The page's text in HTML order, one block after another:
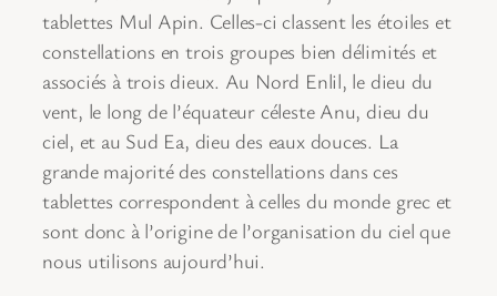
tablettes Mul Apin. Celles-ci classent les étoiles et
constellations en trois groupes bien délimités et
associés à trois dieux. Au Nord Enlil, le dieu du
vent, le long de l’équateur céleste Anu, dieu du
ciel, et au Sud Ea, dieu des eaux douces. La
grande majorité des constellations dans ces
tablettes correspondent à celles du monde grec et
sont donc à l’origine de l’organisation du ciel que
nous utilisons aujourd’hui.